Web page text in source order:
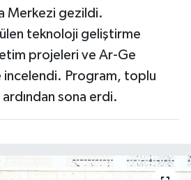
Merkezi gezildi.
teknoloji geliştirme
projeleri ve Ar-Ge
Program, toplu
sona erdi.